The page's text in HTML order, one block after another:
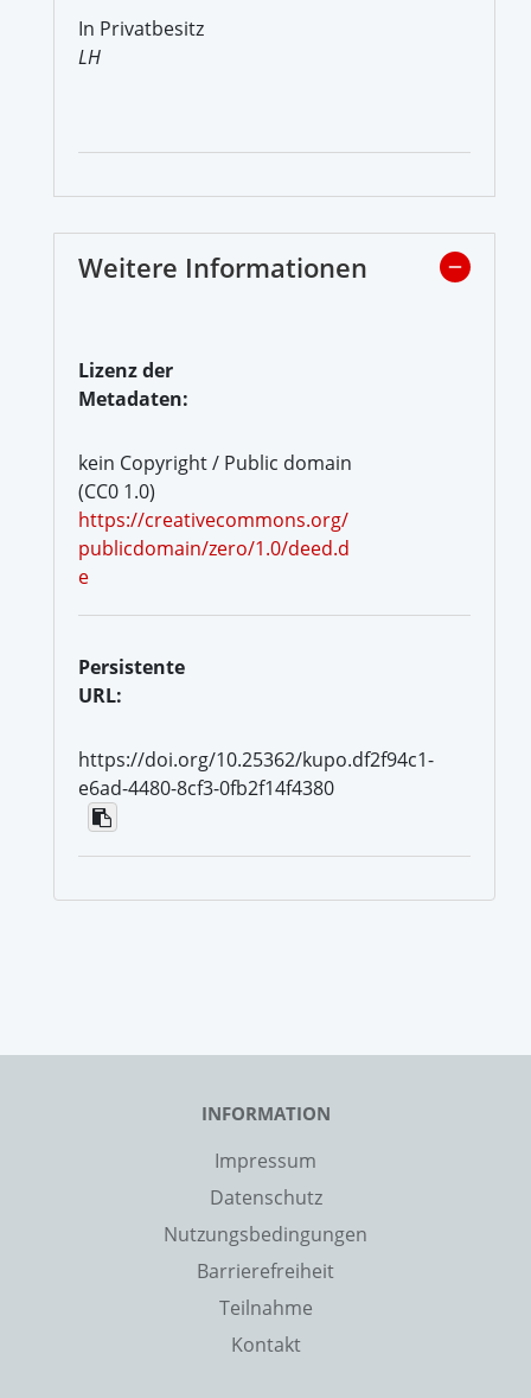
In Privatbesitz
LH
Weitere Informationen
Lizenz der
Metadaten:
kein Copyright / Public domain
(CC0 1.0)
https://creativecommons.org/
publicdomain/zero/1.0/deed.d
e
Persistente
URL:
https://doi.org/10.25362/kupo.df2f94c1-
e6ad-4480-8cf3-0fb2f14f4380
INFORMATION
Impressum
Datenschutz
Nutzungsbedingungen
Barrierefreiheit
Teilnahme
Kontakt